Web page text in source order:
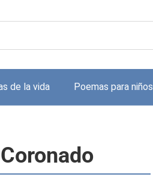
de la vida Poemas para niños